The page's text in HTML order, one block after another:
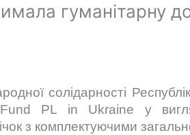
гуманітарну
солідарності
PL in Ukraine у
з комплектуючими